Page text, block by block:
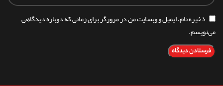
ذخیره نام، ایمیل و وبسایت من در مرورگر برای زمانی که دوباره دیدگاهی
می‌نویسم.